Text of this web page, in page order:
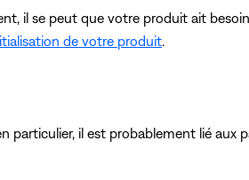
il se peut que votre produit ait
de votre produit
particulier, il est probablement lié aux